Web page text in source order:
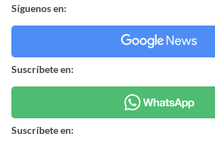
Síguenos en:
Suscríbete en:
Suscríbete en: